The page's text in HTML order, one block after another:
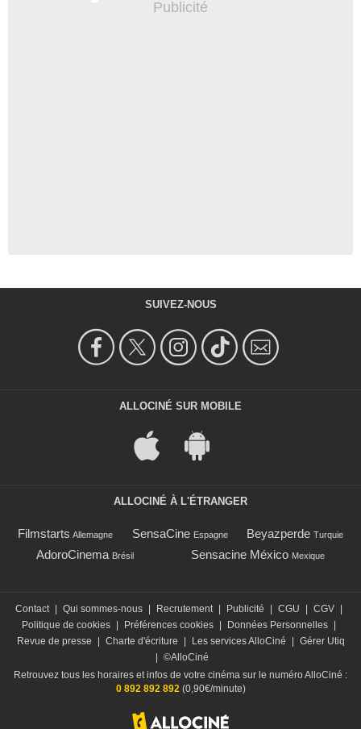
SUIVEZ-NOUS
ALLOCINÉ SUR MOBILE
ALLOCINÉ À L'ÉTRANGER
Filmstarts Allemagne SensaCine Espagne Beyazperde Turquie
AdoroCinema Brésil Sensacine México Mexique
Contact | Qui sommes-nous | Recrutement | Publicité | CGU | CGV |
Politique de cookies | Préférences cookies | Données Personnelles |
Revue de presse
| Charte d'écriture | Les services AlloCiné | Gérer Utiq
| ©AlloCiné
Retrouvez tous les horaires et infos de votre cinéma sur le numéro AlloCiné :
0 892 892 892 (0,90€/minute)